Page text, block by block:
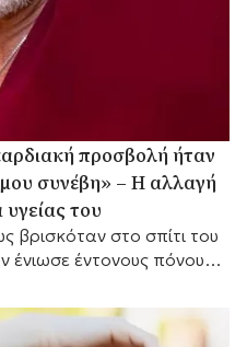
προσβολή ήταν
συνέβη» – Η αλλαγή
του
ένιωσε έντονους πόνους